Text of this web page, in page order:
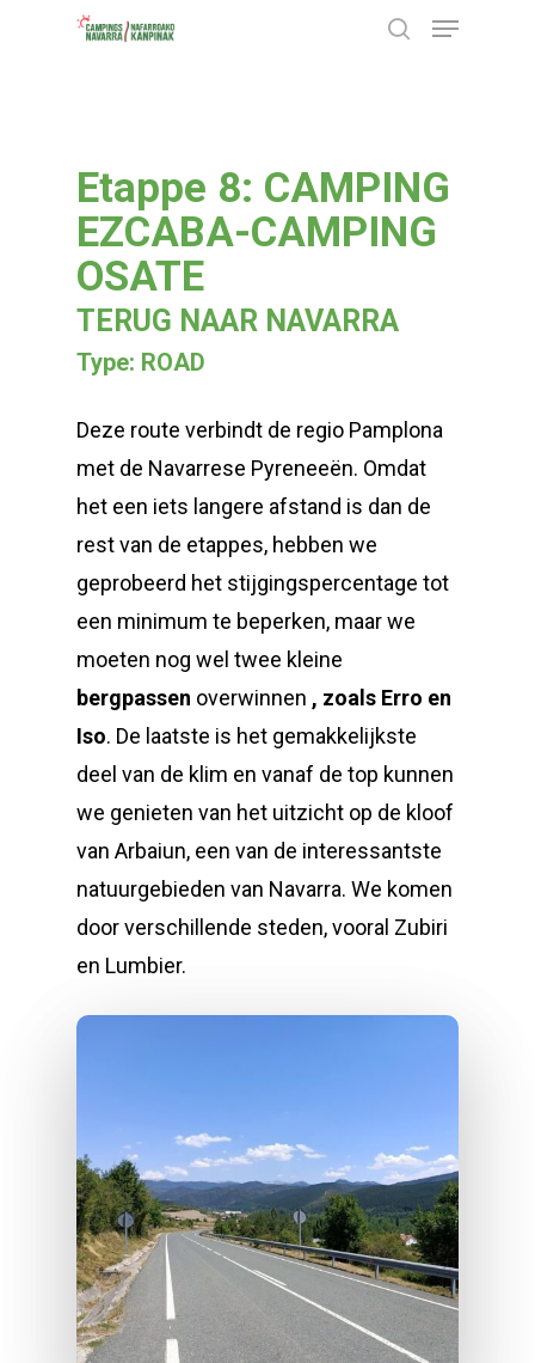
Menu
Etappe 8: CAMPING
EZCABA-CAMPING
OSATE
TERUG NAAR NAVARRA
Type: ROAD
Deze route verbindt de regio Pamplona
met de Navarrese Pyreneeën. Omdat
het een iets langere afstand is dan de
rest van de etappes, hebben we
geprobeerd het stijgingspercentage tot
een minimum te beperken, maar we
moeten nog wel twee kleine
bergpassen overwinnen , zoals Erro en
Iso. De laatste is het gemakkelijkste
deel van de klim en vanaf de top kunnen
we genieten van het uitzicht op de kloof
van Arbaiun, een van de interessantste
natuurgebieden van Navarra. We komen
door verschillende steden, vooral Zubiri
en Lumbier.